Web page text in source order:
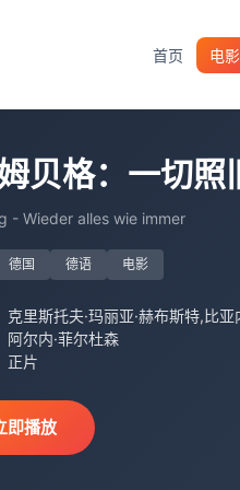
首页 电影
贝格：一切照
- Wieder alles wie immer
德国 德语 电影
克里斯托夫·玛丽亚·赫布斯特,比
阿尔内·菲尔杜森
正片
即播放